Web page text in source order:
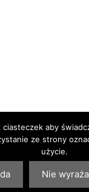
aby
ze strony
użycie.
Nie